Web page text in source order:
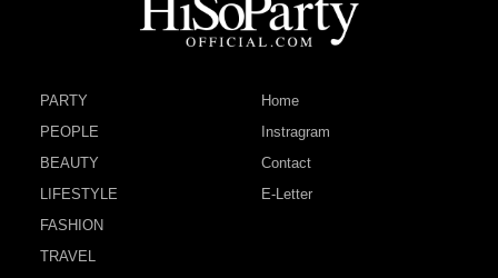
PARTY
PEOPLE
BEAUTY
LIFESTYLE
FASHION
TRAVEL
Home
Instragram
Contact
E-Letter